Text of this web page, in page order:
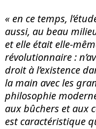
« en ce temps,
aussi, au beau
et elle était elle-
révolutionnaire :
droit à l’existence
la main avec les
philosophie
aux bûchers et aux
est caractéristique